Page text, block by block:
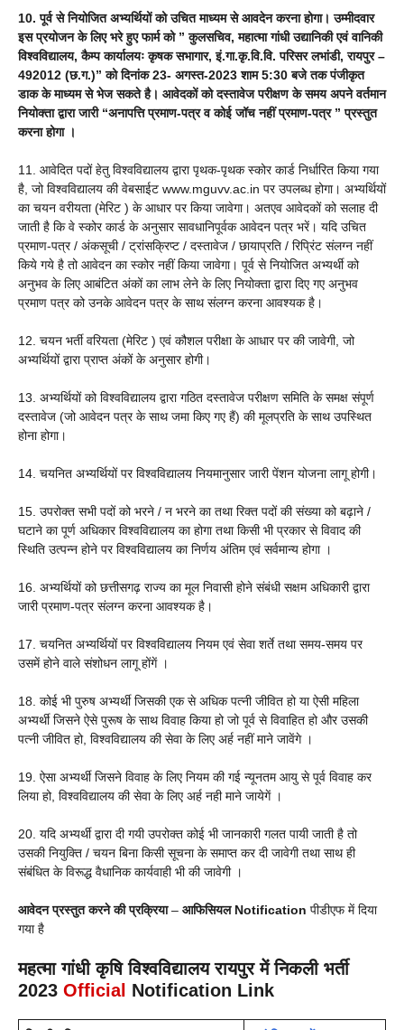
10. पूर्व से नियोजित अभ्यर्थियों को उचित माध्यम से आवदेन करना होगा। उम्मीदवार
इस प्रयोजन के लिए भरे हुए फार्म को ” कुलसचिव, महात्मा गांधी उद्यानिकी एवं वानिकी
विश्वविद्यालय, कैम्प कार्यालयः कृषक सभागार, इं.गा.कृ.वि.वि. परिसर लभांडी, रायपुर –
492012 (छ.ग.)” को दिनांक 23- अगस्त-2023 शाम 5:30 बजे तक पंजीकृत
डाक के माध्यम से भेज सकते है। आवेदकों को दस्तावेज परीक्षण के समय अपने वर्तमान
नियोक्ता द्वारा जारी “अनापत्ति प्रमाण-पत्र व कोई जॉच नहीं प्रमाण-पत्र ” प्रस्तुत
करना होगा ।
11. आवेदित पदों हेतु विश्वविद्यालय द्वारा पृथक-पृथक स्कोर कार्ड निर्धारित किया गया
है, जो विश्वविद्यालय की वेबसाईट www.mguvv.ac.in पर उपलब्ध होगा। अभ्यर्थियों
का चयन वरीयता (मेरिट ) के आधार पर किया जावेगा। अतएव आवेदकों को सलाह दी
जाती है कि वे स्कोर कार्ड के अनुसार सावधानिपूर्वक आवेदन पत्र भरें। यदि उचित
प्रमाण-पत्र / अंकसूची / ट्रांसक्रिप्ट / दस्तावेज / छायाप्रति / रिप्रिंट संलग्न नहीं
किये गये है तो आवेदन का स्कोर नहीं किया जावेगा। पूर्व से नियोजित अभ्यर्थी को
अनुभव के लिए आबंटित अंकों का लाभ लेने के लिए नियोक्ता द्वारा दिए गए अनुभव
प्रमाण पत्र को उनके आवेदन पत्र के साथ संलग्न करना आवश्यक है।
12. चयन भर्ती वरियता (मेरिट ) एवं कौशल परीक्षा के आधार पर की जावेगी, जो
अभ्यर्थियों द्वारा प्राप्त अंकों के अनुसार होगी।
13. अभ्यर्थियों को विश्वविद्यालय द्वारा गठित दस्तावेज परीक्षण समिति के समक्ष संपूर्ण
दस्तावेज (जो आवेदन पत्र के साथ जमा किए गए हैं) की मूलप्रति के साथ उपस्थित
होना होगा।
14. चयनित अभ्यर्थियों पर विश्वविद्यालय नियमानुसार जारी पेंशन योजना लागू होगी।
15. उपरोक्त सभी पदों को भरने / न भरने का तथा रिक्त पदों की संख्या को बढ़ाने /
घटाने का पूर्ण अधिकार विश्वविद्यालय का होगा तथा किसी भी प्रकार से विवाद की
स्थिति उत्पन्न होने पर विश्वविद्यालय का निर्णय अंतिम एवं सर्वमान्य होगा ।
16. अभ्यर्थियों को छत्तीसगढ़ राज्य का मूल निवासी होने संबंधी सक्षम अधिकारी द्वारा
जारी प्रमाण-पत्र संलग्न करना आवश्यक है।
17. चयनित अभ्यर्थियों पर विश्वविद्यालय नियम एवं सेवा शर्ते तथा समय-समय पर
उसमें होने वाले संशोधन लागू होंगें ।
18. कोई भी पुरुष अभ्यर्थी जिसकी एक से अधिक पत्नी जीवित हो या ऐसी महिला
अभ्यर्थी जिसने ऐसे पुरूष के साथ विवाह किया हो जो पूर्व से विवाहित हो और उसकी
पत्नी जीवित हो, विश्वविद्यालय की सेवा के लिए अर्ह नहीं माने जावेंगे ।
19. ऐसा अभ्यर्थी जिसने विवाह के लिए नियम की गई न्यूनतम आयु से पूर्व विवाह कर
लिया हो, विश्वविद्यालय की सेवा के लिए अर्ह नही माने जायेगें ।
20. यदि अभ्यर्थी द्वारा दी गयी उपरोक्त कोई भी जानकारी गलत पायी जाती है तो
उसकी नियुक्ति / चयन बिना किसी सूचना के समाप्त कर दी जावेगी तथा साथ ही
संबंधित के विरूद्ध वैधानिक कार्यवाही भी की जावेगी ।
आवेदन प्रस्तुत करने की प्रक्रिया– आफिसियल Notification पीडीएफ में दिया
गया है
महत्मा गांधी कृषि विश्वविद्यालय रायपुर में निकली भर्ती
2023 Official Notification Link